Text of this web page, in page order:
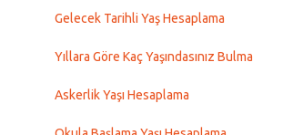
Gelecek Tarihli Yaş Hesaplama
Yıllara Göre Kaç Yaşındasınız Bulma
Askerlik Yaşı Hesaplama